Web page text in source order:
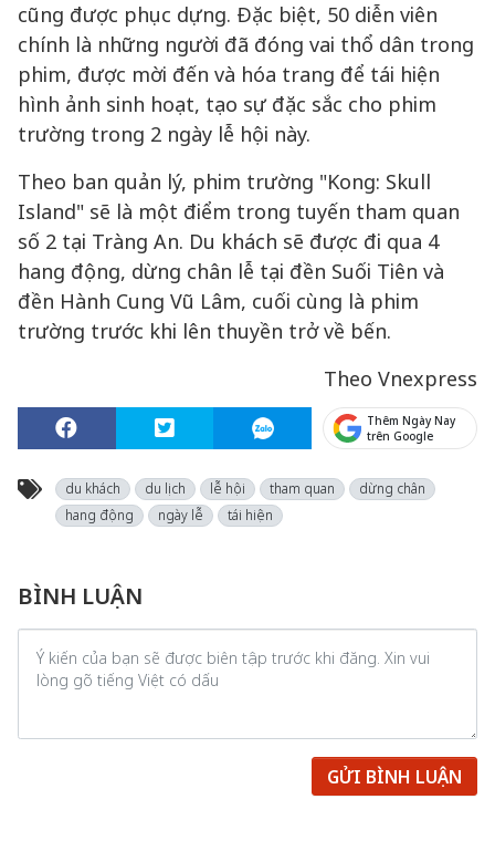
cũng được phục dựng. Đặc biệt, 50 diễn viên
chính là những người đã đóng vai thổ dân trong
phim, được mời đến và hóa trang để tái hiện
hình ảnh sinh hoạt, tạo sự đặc sắc cho phim
trường trong 2 ngày lễ hội này.
Theo ban quản lý, phim trường "Kong: Skull
Island" sẽ là một điểm trong tuyến tham quan
số 2 tại Tràng An. Du khách sẽ được đi qua 4
hang động, dừng chân lễ tại đền Suối Tiên và
đền Hành Cung Vũ Lâm, cuối cùng là phim
trường trước khi lên thuyền trở về bến.
Theo Vnexpress
Thêm Ngày Nay
trên Google
du khách du lịch lễ hội tham quan
dừng chân
hang động
ngày lễ tái hiện
BÌNH LUẬN
GỬI BÌNH LUẬN